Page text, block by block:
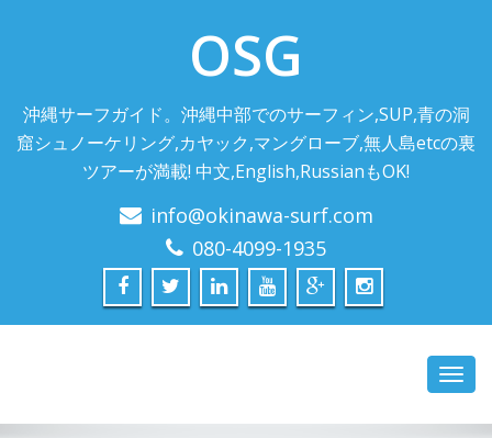
OSG
沖縄サーフガイド。沖縄中部でのサーフィン,SUP,青の洞
窟シュノーケリング,カヤック,マングローブ,無人島etcの裏
ツアーが満載! 中文,English,RussianもOK!
info@okinawa-surf.com
080-4099-1935